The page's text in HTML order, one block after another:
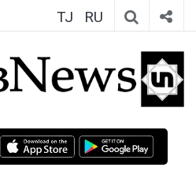
TJ RU
ИмрӯзNews